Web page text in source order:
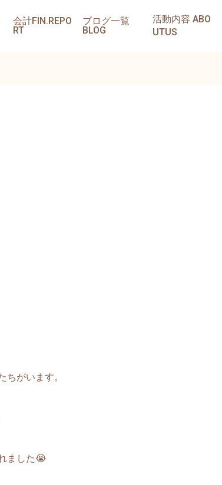
会計FIN.REPO
RT
ブログ一覧
BLOG
活動内容 ABO
UTUS
ちがいます。
ました😭